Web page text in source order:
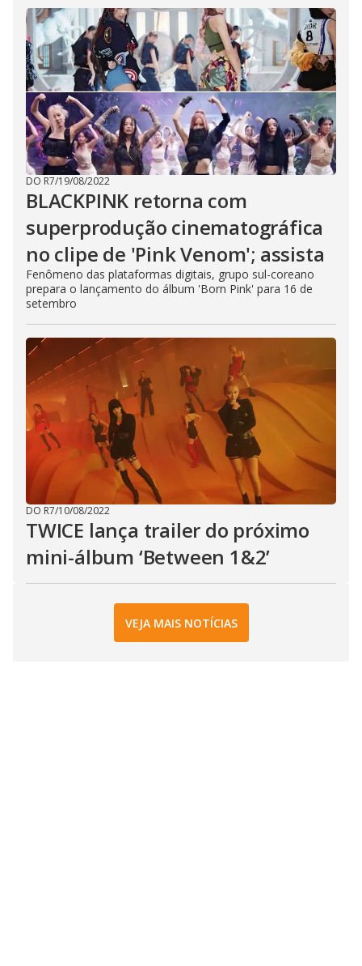
DO R7/19/08/2022
BLACKPINK retorna com
superprodução cinematográfica
no clipe de 'Pink Venom'; assista
Fenômeno das plataformas digitais, grupo sul-coreano
prepara o lançamento do álbum 'Born Pink' para 16 de
setembro
DO R7/10/08/2022
TWICE lança trailer do próximo
mini-álbum ‘Between 1&2’
VEJA MAIS NOTÍCIAS